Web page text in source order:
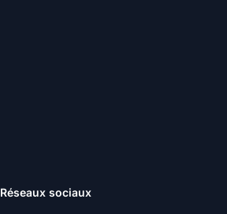
Réseaux sociaux